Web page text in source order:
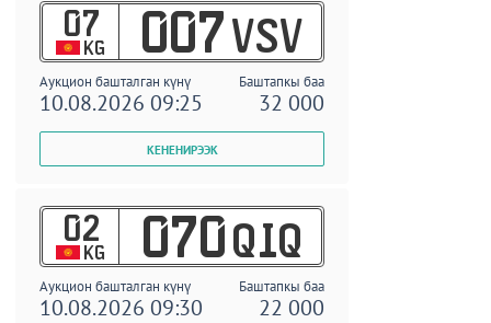
07
KG 007 VSV
Аукцион башталган күнү Баштапкы баа
10.08.2026 09:25 32 000
02
KG 070 QIQ
Аукцион башталган күнү Баштапкы баа
10.08.2026 09:30 22 000